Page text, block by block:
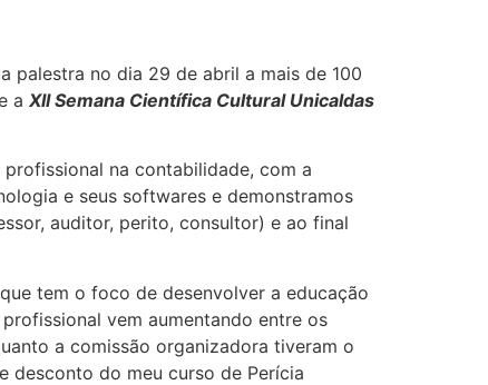
palestra no dia 29 de abril a mais de 100
a XII Semana Científica Cultural Unicaldas
na contabilidade, com a
e seus softwares e demonstramos
auditor, perito, consultor) e ao final
tem o foco de desenvolver a educação
vem aumentando entre os
a comissão organizadora tiveram o
desconto do meu curso de Perícia